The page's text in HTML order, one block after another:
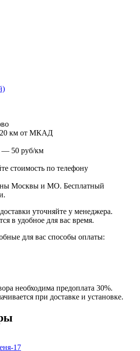
20 км от МКАД
50 руб/км
стоимость по телефону
Москвы и МО. Бесплатный
уточняйте у менеджера.
в удобное для вас время.
для вас способы оплаты:
необходима предоплата 30%.
при доставке и установке.